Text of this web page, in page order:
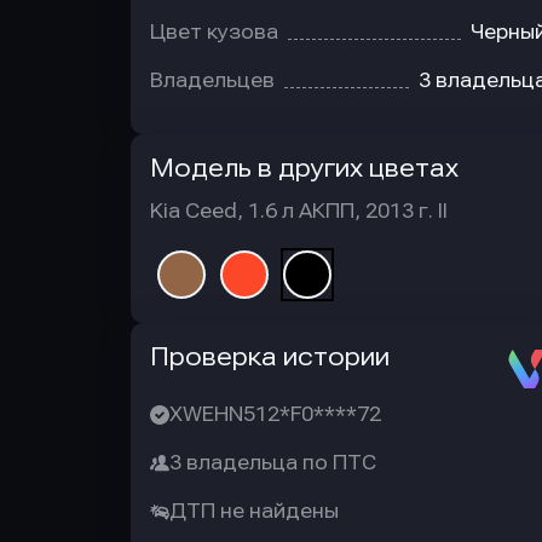
Цвет кузова
Владельцев 3
Модель в других цветах
Kia Ceed, 1.6 л АКПП, 2013 г. II
Проверка истории
XWEHN512*F0****72
3 владельца по ПТС
ДТП не найдены